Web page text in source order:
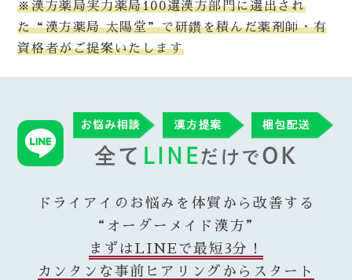
※漢方薬局実力薬局100選漢方部門に選出され
た“漢方薬局 太陽堂”で研鑽を積んだ薬剤師・有
資格者がご提案いたします
ドライアイのお悩みを体質から改善する
“オーダーメイド漢方”
まずはLINEで最短3分！
カンタンな事前ヒアリングからスタート